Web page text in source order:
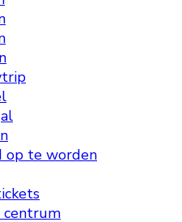
op te worden
centrum